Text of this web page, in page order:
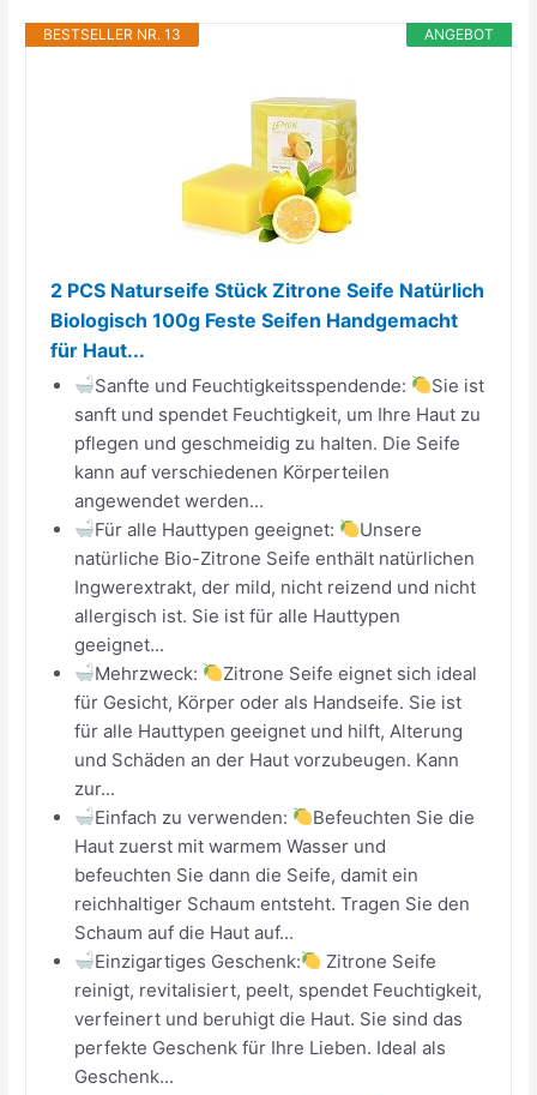
ANGEBOT
BESTSELLER NR. 13
2 PCS Naturseife Stück Zitrone Seife Natürlich
Biologisch 100g Feste Seifen Handgemacht
für Haut...
Sanfte und Feuchtigkeitsspendende:
Sie ist
sanft und spendet Feuchtigkeit, um Ihre Haut zu
pflegen und geschmeidig zu halten. Die Seife
kann auf verschiedenen Körperteilen
angewendet werden...
Für alle Hauttypen geeignet:
Unsere
natürliche Bio-Zitrone Seife enthält natürlichen
Ingwerextrakt, der mild, nicht reizend und nicht
allergisch ist. Sie ist für alle Hauttypen
geeignet...
Mehrzweck:
Zitrone Seife eignet sich ideal
für Gesicht, Körper oder als Handseife. Sie ist
für alle Hauttypen geeignet und hilft, Alterung
und Schäden an der Haut vorzubeugen. Kann
zur...
Einfach zu verwenden:
Befeuchten Sie die
Haut zuerst mit warmem Wasser und
befeuchten Sie dann die Seife, damit ein
reichhaltiger Schaum entsteht. Tragen Sie den
Schaum auf die Haut auf...
Einzigartiges Geschenk:
Zitrone Seife
reinigt, revitalisiert, peelt, spendet Feuchtigkeit,
verfeinert und beruhigt die Haut. Sie sind das
perfekte Geschenk für Ihre Lieben. Ideal als
Geschenk...